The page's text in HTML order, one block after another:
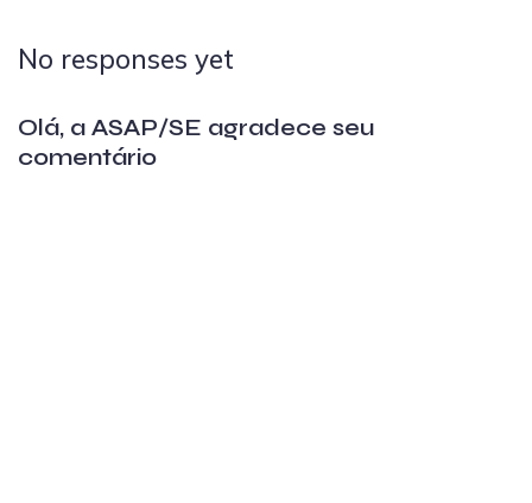
No responses yet
Olá, a ASAP/SE agradece seu
comentário